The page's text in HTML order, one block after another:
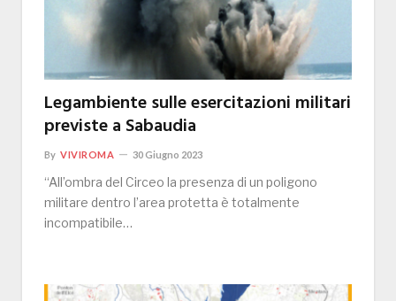
Legambiente sulle esercitazioni militari
previste a Sabaudia
By VIVIROMA 30 Giugno 2023
“All’ombra del Circeo la presenza di un poligono
militare dentro l’area protetta è totalmente
incompatibile…